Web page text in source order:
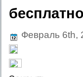
Февраль 6th,